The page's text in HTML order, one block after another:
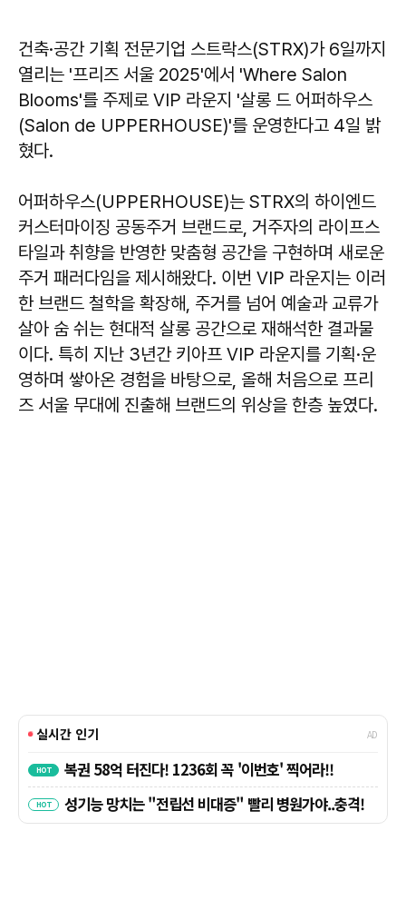
건축·공간 기획 전문기업 스트락스(STRX)가 6일까지
열리는 '프리즈 서울 2025'에서 'Where Salon
Blooms'를 주제로 VIP 라운지 '살롱 드 어퍼하우스
(Salon de UPPERHOUSE)'를 운영한다고 4일 밝
혔다.
어퍼하우스(UPPERHOUSE)는 STRX의 하이엔드
커스터마이징 공동주거 브랜드로, 거주자의 라이프스
타일과 취향을 반영한 맞춤형 공간을 구현하며 새로운
주거 패러다임을 제시해왔다. 이번 VIP 라운지는 이러
한 브랜드 철학을 확장해, 주거를 넘어 예술과 교류가
살아 숨 쉬는 현대적 살롱 공간으로 재해석한 결과물
이다. 특히 지난 3년간 키아프 VIP 라운지를 기획·운
영하며 쌓아온 경험을 바탕으로, 올해 처음으로 프리
즈 서울 무대에 진출해 브랜드의 위상을 한층 높였다.